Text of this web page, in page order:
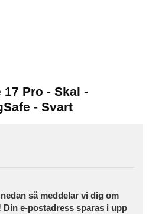
Pro - Skal -
- Svart
så meddelar vi dig om
e-postadress sparas i upp